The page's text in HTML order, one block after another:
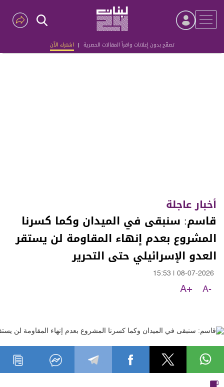
تصفّح بدون إعلانات واقرأ المقالات الحصرية | اشترك الآن
Advertisement
أخبار عاجلة
قاسم: سنبقى في الميدان وكما كسرنا
المشروع بعدم إنهاء المقاومة لن يستقر
العدو الإسرائيلي حتى التحرير
08-07-2026
15:53
A-
A+